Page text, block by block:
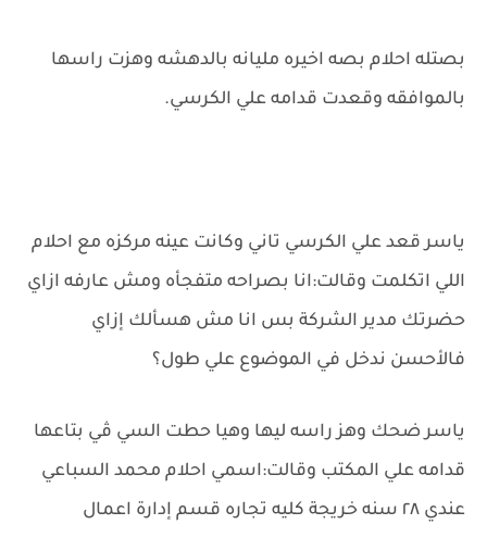
بصتله احلام بصه اخيره مليانه بالدهشه وهزت راسها
بالموافقه وقعدت قدامه علي الكرسي.
ياسر قعد علي الكرسي تاني وكانت عينه مركزه مع احلام
اللي اتكلمت وقالت:انا بصراحه متفجأه ومش عارفه ازاي
حضرتك مدير الشركة بس انا مش هسألك إزاي
فالأحسن ندخل في الموضوع علي طول؟
ياسر ضحك وهز راسه ليها وهيا حطت السي ڤي بتاعها
قدامه علي المكتب وقالت:اسمي احلام محمد السباعي
عندي ٢٨ سنه خريجة كليه تجاره قسم إدارة اعمال